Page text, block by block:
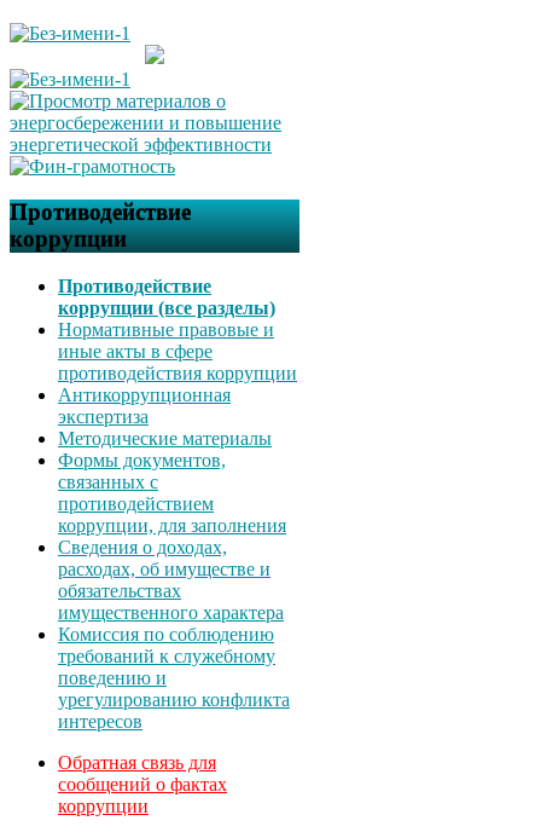
Противодействие
коррупции
Противодействие
коррупции (все разделы)
Нормативные правовые и
иные акты в сфере
противодействия коррупции
Антикоррупционная
экспертиза
Методические материалы
Формы документов,
связанных с
противодействием
коррупции, для заполнения
Сведения о доходах,
расходах, об имуществе и
обязательствах
имущественного характера
Комиссия по соблюдению
требований к служебному
поведению и
урегулированию конфликта
интересов
Обратная связь для
сообщений о фактах
коррупции